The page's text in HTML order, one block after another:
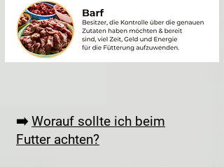
➡️ Worauf sollte ich beim
Futter achten?